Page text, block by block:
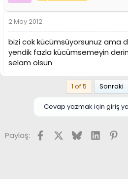
2 May 2012
bizi cok kücümsüyorsunuz ama
yendik fazla kücümsemeyin
selam olsun
1 of 5 Sonraki
Cevap yazmak için giriş
Paylaş: FacebookX (Twitter)
BlueskyLinkedIn